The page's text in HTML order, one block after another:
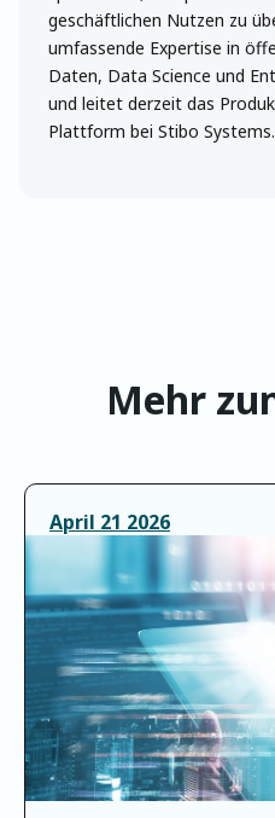
geschäftlichen Nutzen zu
umfassende Expertise in
Daten, Data Science und
und leitet derzeit das
Plattform bei Stibo Systems.
Mehr
April 21 2026